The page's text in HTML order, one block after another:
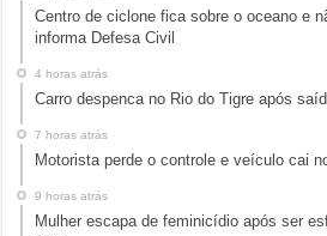
Centro de ciclone fica sobre o oceano e
informa Defesa Civil
4 horas atrás
Carro despenca no Rio do Tigre após
7 horas atrás
Motorista perde o controle e veículo cai
9 horas atrás
Mulher escapa de feminicídio após ser